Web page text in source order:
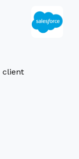
client